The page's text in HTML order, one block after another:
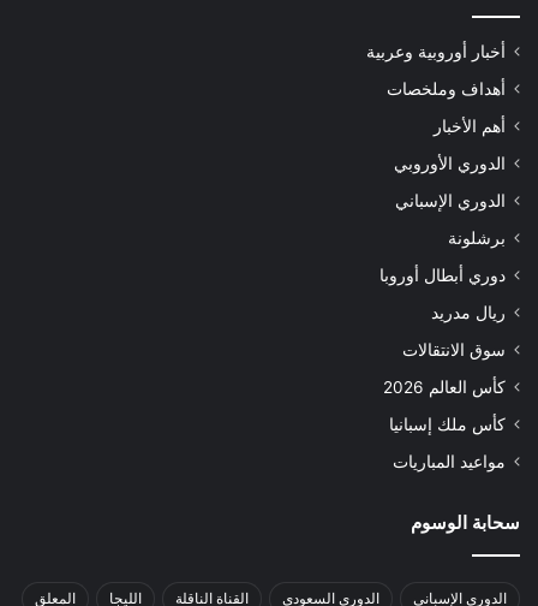
أخبار أوروبية وعربية
أهداف وملخصات
أهم الأخبار
الدوري الأوروبي
الدوري الإسباني
برشلونة
دوري أبطال أوروبا
ريال مدريد
سوق الانتقالات
كأس العالم 2026
كأس ملك إسبانيا
مواعيد المباريات
سحابة الوسوم
الدوري الإسباني الدوري السعودي القناة الناقلة الليجا المعلق